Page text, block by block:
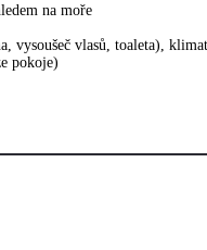
na moře
vysoušeč vlasů, toaleta),
pokoje)